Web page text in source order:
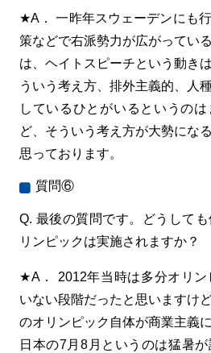
★A． 一昨年スウェーデンにも
策などで右派勢力が広がってい
は、ヘイトスピーチという動き
ういう考え方、排外主義的、人
しているひとがいるというの
ど、そういう考え方が大勢にな
思っております。
質問⑥
Q. 最後の質問です。どうして
リンピックは実施されますか？
★A． 2012年当時は多分オリン
いない段階だったと思いますけ
のオリンピック自体が商業主義
日本の7月8月というのは猛暑が